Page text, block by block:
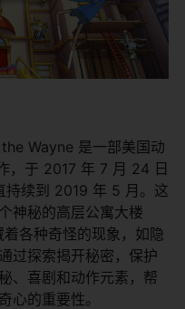
Wayne 是一部美国动
，于 2017 年 7 月 24 日
续到 2019 年 5 月。这
神秘的高层公寓大楼
各种奇怪的现象，如隐
过探索揭开秘密，保护
、喜剧和动作元素，帮
心的重要性。